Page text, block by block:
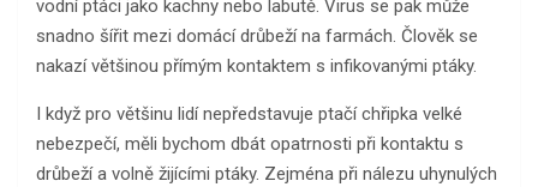
vodní ptáci jako kachny nebo labutě. Virus se pak může
snadno šířit mezi domácí drůbeží na farmách. Člověk se
nakazí většinou přímým kontaktem s infikovanými ptáky.
I když pro většinu lidí nepředstavuje ptačí chřipka velké
nebezpečí, měli bychom dbát opatrnosti při kontaktu s
drůbeží a volně žijícími ptáky. Zejména při nálezu uhynulých